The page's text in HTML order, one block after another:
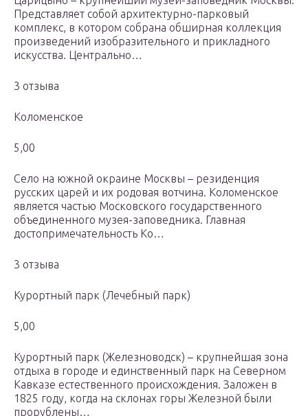
Представляет собой архитектурно-парковый
комплекс, в котором собрана обширная коллекция
произведений изобразительного и прикладного
искусства. Центрально…
3 отзыва
Коломенское
5,00
Село на южной окраине Москвы – резиденция
русских царей и их родовая вотчина. Коломенское
является частью Московского государственного
объединенного музея-заповедника. Главная
достопримечательность Ко…
3 отзыва
Курортный парк (Лечебный парк)
5,00
Курортный парк (Железноводск) – крупнейшая зона
отдыха в городе и единственный парк на Северном
Кавказе естественного происхождения. Заложен в
1825 году, когда на склонах горы Железной были
прорублены…